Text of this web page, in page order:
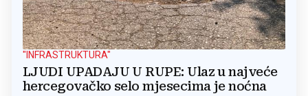
"INFRASTRUKTURA"
LJUDI UPADAJU U RUPE: Ulaz u najveće
hercegovačko selo mjesecima je noćna